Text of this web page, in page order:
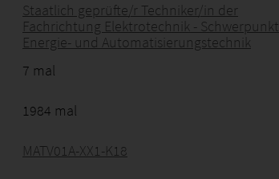
Staatlich geprüfte/r Techniker/in der
Fachrichtung Elektrotechnik - Schwerpunkt
Energie- und Automatisierungstechnik
7 mal
1984 mal
MATV01A-XX1-K18